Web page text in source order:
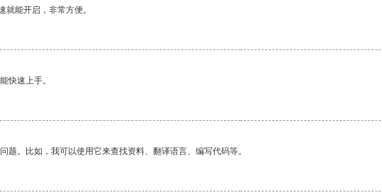
能开启，非常方便。
快速上手。
题。比如，我可以使用它来查找资料、翻译语言、编写代码等。